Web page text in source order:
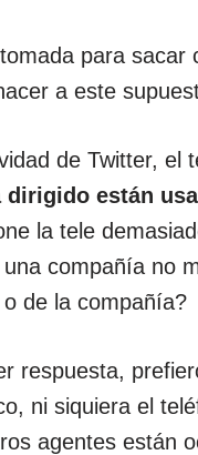
para sacar
a este
de Twitter, el
están
la tele
compañía no
de la compañía?
respuesta,
ni siquiera el
agentes están